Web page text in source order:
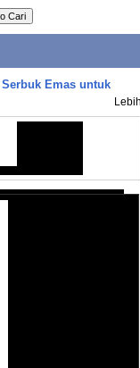
Emas untuk
Lebih